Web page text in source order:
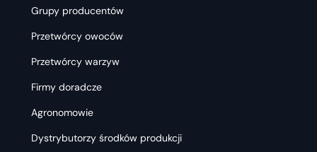
Grupy producentów
Przetwórcy owoców
Przetwórcy warzyw
Firmy doradcze
Agronomowie
Dystrybutorzy środków produkcji